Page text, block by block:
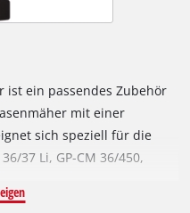
ist ein passendes Zubehör
mit einer
sich speziell für die
37 Li, GP-CM 36/450,
zwei präzisen, scharf